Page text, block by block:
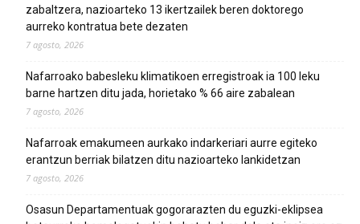
zabaltzera, nazioarteko 13 ikertzailek beren doktorego
aurreko kontratua bete dezaten
7 agosto, 2026
Nafarroako babesleku klimatikoen erregistroak ia 100 leku
barne hartzen ditu jada, horietako % 66 aire zabalean
7 agosto, 2026
Nafarroak emakumeen aurkako indarkeriari aurre egiteko
erantzun berriak bilatzen ditu nazioarteko lankidetzan
7 agosto, 2026
Osasun Departamentuak gogorarazten du eguzki-eklipsea